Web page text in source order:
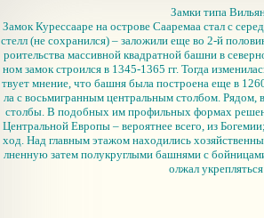
Замки типа
Замок Курессааре на острове Сааремаа стал с
стелл (не сохранился) – заложили еще во 2-й
роительства массивной квадратной башни в
ном замок строился в 1345-1365 гг. Тогда
твует мнение, что башня была построена еще в
ла с восьмигранным центральным столбом.
столбы. В подобных им профильных формах
Центральной Европы – вероятнее всего, из
ход. Над главным этажом находились
лненную затем полукруглыми башнями с
олжал